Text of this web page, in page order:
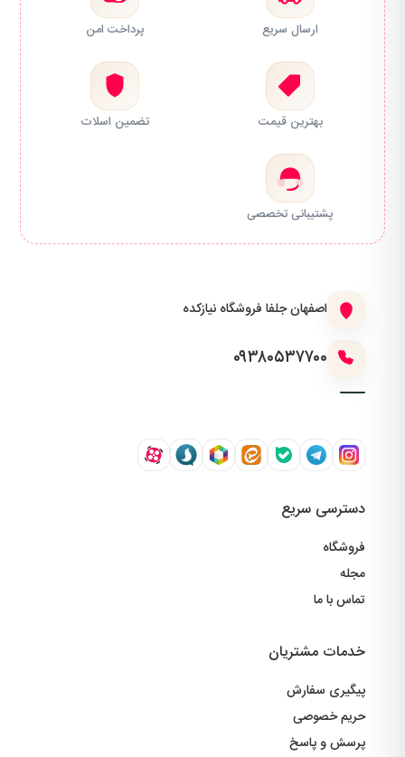
ارسال سریع پرداخت امن
بهترین قیمت تضمین اسلات
پشتیبانی تخصصی
اصفهان جلفا فروشگاه نیازکده
۰۹۳۸۰۵۳۷۷۰۰
دسترسی سریع
فروشگاه
مجله
تماس با ما
خدمات مشتریان
پیگیری سفارش
حریم خصوصی
پرسش و پاسخ